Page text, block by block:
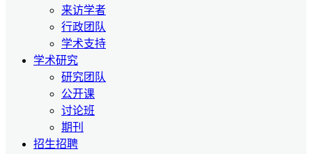
来访学者
行政团队
学术支持
学术研究
研究团队
公开课
讨论班
期刊
招生招聘